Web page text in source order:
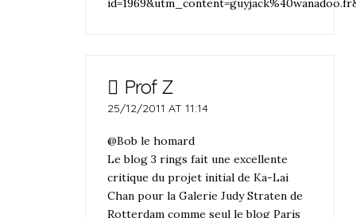
Prof Z
25/12/2011 AT 11:14
@Bob le homard
Le blog 3 rings fait une excellente
critique du projet initial de Ka-Lai
Chan pour la Galerie Judy Straten de
Rotterdam comme seul le blog Paris